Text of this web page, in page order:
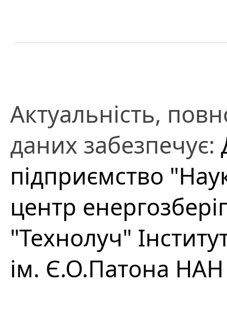
Актуальність,
даних забезпечує:
підприємство
центр
"Технолуч"
ім. Є.О.Патона